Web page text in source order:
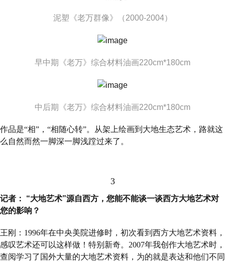
泥塑《老万群像》（2000-2004）
早中期《老万》综合材料油画220cm*180cm
中后期《老万》综合材料油画220cm*180cm
作品是“相”，“相随心转”。从架上绘画到大地生态艺术，路就这
么自然而然一脚深一脚浅蹚过来了。
3
记者： “大地艺术”源自西方，您能不能谈一谈西方大地艺术对
您的影响？
王刚：1996年在中央美院进修时，初次看到西方大地艺术资料，
感叹艺术还可以这样做！特别新奇。2007年我创作大地艺术时，
查阅学习了国外大量的大地艺术资料，为的就是表达和他们不同